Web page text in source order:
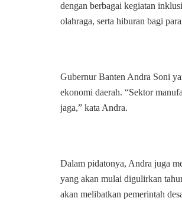
dengan berbagai kegiatan
olahraga, serta hiburan bagi
Gubernur Banten Andra Soni
ekonomi daerah. “Sektor
jaga,” kata Andra.
Dalam pidatonya, Andra juga
yang akan mulai digulirkan
akan melibatkan pemerintah